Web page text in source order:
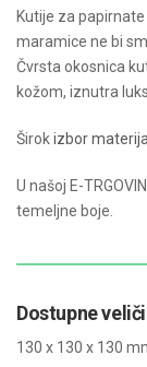
Kutije za
maramice ne bi
Čvrsta okosnica
kožom, iznutra
Širokizbor
U našoj E-
temeljne boje.
Dostupne
130 x 130 x 130